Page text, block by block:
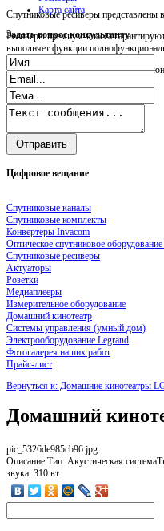
Спутниковые ресиверы представлены
Ресиверы премиум-класса
выполняет функции
Прежде всего, следует сказать, что
Карта сайта
Задатьвопрос консультанту
Цифровое вещание
Спутниковые каналы
Спутниковые комплекты
Конвертеры Invacom
Оптическое спутниковое
Спутниковые ресиверы
Актуаторы
Розетки
Медиаплееры
Измерительное оборудование
Домашний кинотеатр
Системы управления (умный дом)
Электрооборудование Legrand
Фотогалерея наших работ
Прайс-лист
Вернуться к: Домашние кинотеатры
Домашний
pic_5326de985cb96.jpg
Описание Тип: Акустическая
звука: 310 вт